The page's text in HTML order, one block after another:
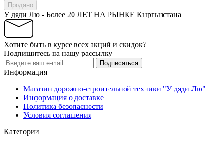
Продано
У дяди Лю - Более 20 ЛЕТ НА РЫНКЕ Кыргызстана
Хотите быть в курсе всех акций и скидок?
Подпишитесь на нашу рассылку
Подписаться
Информация
Магазин дорожно-строительной техники "У дяди Лю"
Информация о доставке
Политика безопасности
Условия соглашения
Категории